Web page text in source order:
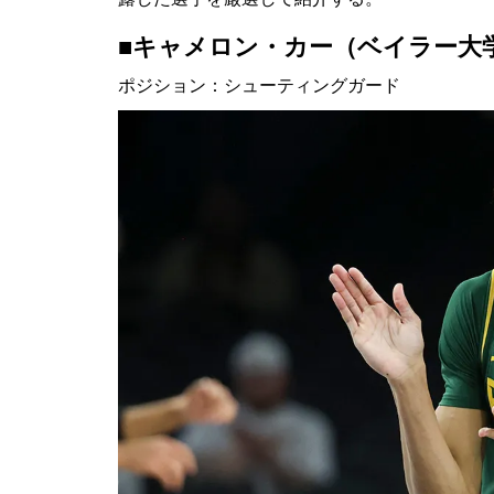
■キャメロン・カー（ベイラー大
ポジション：シューティングガード